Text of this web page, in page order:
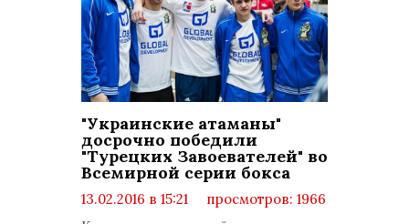
"Украинские атаманы"
досрочно победили
"Турецких Завоевателей" во
Всемирной серии бокса
13.02.2016 в 15:21
просмотров: 1966